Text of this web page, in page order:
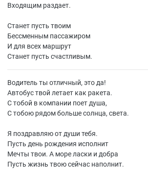
Входящим раздает.
Станет пусть твоим
Бессменным пассажиром
И для всех маршрут
Станет пусть счастливым.
Водитель ты отличный, это да!
Автобус твой летает как ракета.
С тобой в компании поет душа,
С тобою рядом больше солнца, света.
Я поздравляю от души тебя.
Пусть день рождения исполнит
Мечты твои. А море ласки и добра
Пусть жизнь твою сейчас наполнит.